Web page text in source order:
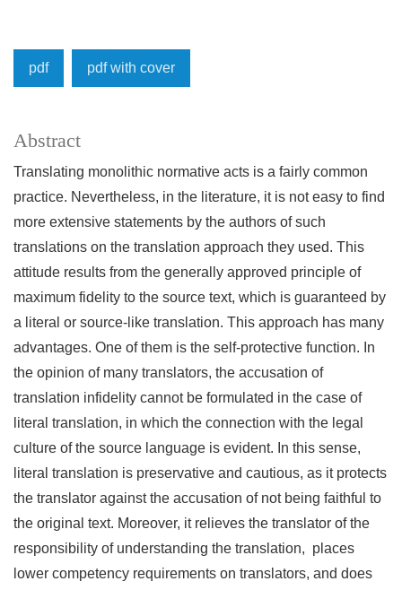
pdf pdf with cover
Abstract
Translating monolithic normative acts is a fairly common
practice. Nevertheless, in the literature, it is not easy to find
more extensive statements by the authors of such
translations on the translation approach they used. This
attitude results from the generally approved principle of
maximum fidelity to the source text, which is guaranteed by
a literal or source-like translation. This approach has many
advantages. One of them is the self-protective function. In
the opinion of many translators, the accusation of
translation infidelity cannot be formulated in the case of
literal translation, in which the connection with the legal
culture of the source language is evident. In this sense,
literal translation is preservative and cautious, as it protects
the translator against the accusation of not being faithful to
the original text. Moreover, it relieves the translator of the
responsibility of understanding the translation, places
lower competency requirements on translators, and does